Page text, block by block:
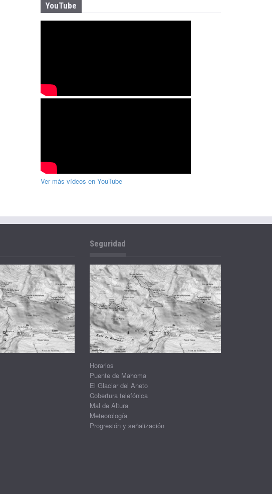
YouTube
Ver más vídeos en YouTube
Seguridad
Horarios
Puente de Mahoma
El Glaciar del Aneto
Cobertura telefónica
Mal de Altura
Meteorología
Progresión y señalización